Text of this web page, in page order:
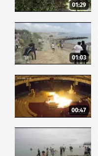
01:29
01:03
00:47